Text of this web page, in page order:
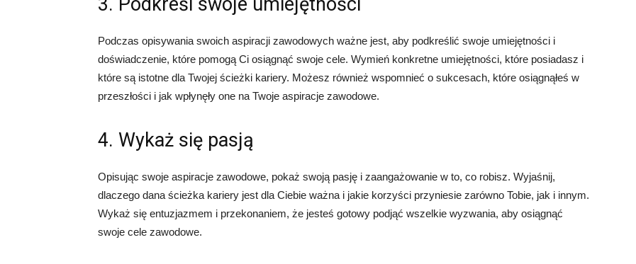
Podczas opisywania swoich aspiracji zawodowych ważne jest, aby podkreślić swoje umiejętności i
doświadczenie, które pomogą Ci osiągnąć swoje cele. Wymień konkretne umiejętności, które posiadasz i
które są istotne dla Twojej ścieżki kariery. Możesz również wspomnieć o sukcesach, które osiągnąłeś w
przeszłości i jak wpłynęły one na Twoje aspiracje zawodowe.
4. Wykaż się pasją
Opisując swoje aspiracje zawodowe, pokaż swoją pasję i zaangażowanie w to, co robisz. Wyjaśnij,
dlaczego dana ścieżka kariery jest dla Ciebie ważna i jakie korzyści przyniesie zarówno Tobie, jak i innym.
Wykaż się entuzjazmem i przekonaniem, że jesteś gotowy podjąć wszelkie wyzwania, aby osiągnąć
swoje cele zawodowe.